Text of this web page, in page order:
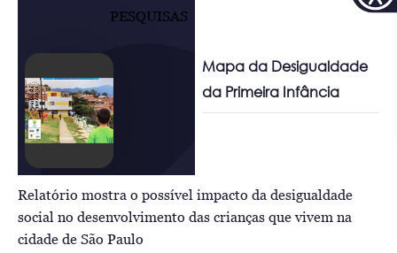
PESQUISAS
Mapa da Desigualdade
da Primeira Infância
Relatório mostra o possível impacto da desigualdade
social no desenvolvimento das crianças que vivem na
cidade de São Paulo